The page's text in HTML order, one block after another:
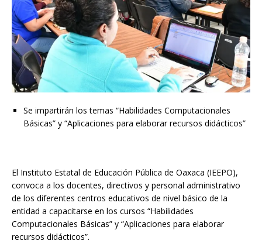
Se impartirán los temas “Habilidades Computacionales
Básicas” y “Aplicaciones para elaborar recursos didácticos”
El Instituto Estatal de Educación Pública de Oaxaca (IEEPO),
convoca a los docentes, directivos y personal administrativo
de los diferentes centros educativos de nivel básico de la
entidad a capacitarse en los cursos “Habilidades
Computacionales Básicas” y “Aplicaciones para elaborar
recursos didácticos”.